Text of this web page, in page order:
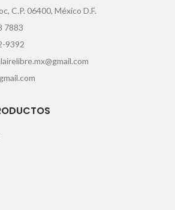
C.P. 06400, México D.F.
7883
9392